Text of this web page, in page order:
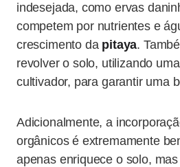
indesejada, como ervas
competem por nutrientes e
crescimento da pitaya.
revolver o solo, utilizando
cultivador, para garantir uma
Adicionalmente, a
orgânicos é extremamente
apenas enriquece o solo,